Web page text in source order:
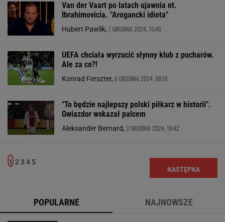
Van der Vaart po latach ujawnia nt.
Ibrahimovicia. "Arogancki idiota"
Hubert Pawlik, 7 GRUDNIA 2024, 15:46
UEFA chciała wyrzucić słynny klub z pucharów.
Ale za co?!
Konrad Ferszter, 6 GRUDNIA 2024, 08:15
"To będzie najlepszy polski piłkarz w historii".
Gwiazdor wskazał palcem
Aleksander Bernard, 3 GRUDNIA 2024, 10:42
1 2 3 4 5
NASTĘPNA
POPULARNE NAJNOWSZE